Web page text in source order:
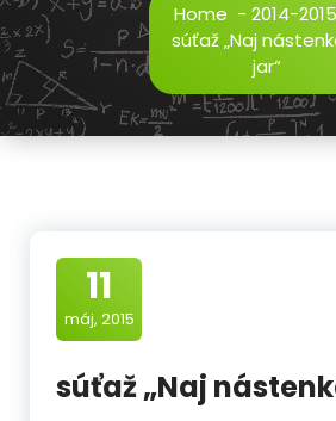
Home - 2014-2015
súťaž „Naj
jar“
11
máj, 2015
súťaž „Naj